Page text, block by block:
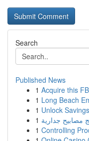
Search
Published News
1 Acquire this
1 Long Beach
1 Unlock
1
1 Controlling